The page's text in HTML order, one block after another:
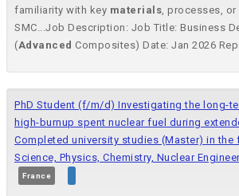
familiarity with key materials, processes,
SMC...Job Description: Job Title: Business
(Advanced Composites) Date: Jan 2026
PhD Student (f/m/d) Investigating the long-
high-burnup spent nuclear fuel during
Completed university studies (Master) in
Science, Physics, Chemistry, Nuclear
France